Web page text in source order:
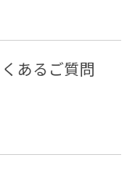
あるご質問